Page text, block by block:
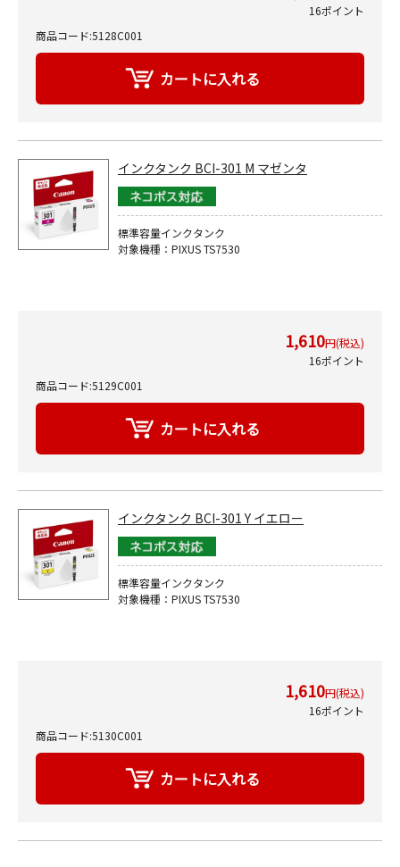
16ポイント
商品コード:5128C001
インクタンク BCI-301 M マゼンタ
標準容量インクタンク
対象機種：PIXUS TS7530
1,610円(税込)
16ポイント
商品コード:5129C001
インクタンク BCI-301 Y イエロー
標準容量インクタンク
対象機種：PIXUS TS7530
1,610円(税込)
16ポイント
商品コード:5130C001